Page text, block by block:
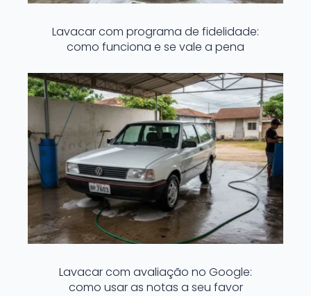
Lavacar com programa de fidelidade:
como funciona e se vale a pena
Lavacar com avaliação no Google:
como usar as notas a seu favor